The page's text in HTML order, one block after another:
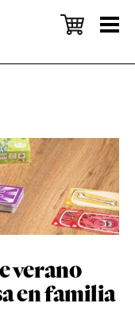
verano
en familia